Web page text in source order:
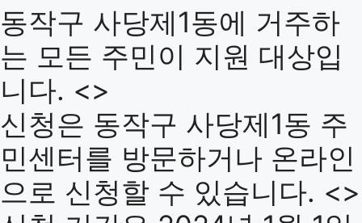
동작구 사당제1동에 거주하
는 모든 주민이 지원 대상입
니다. <>
신청은 동작구 사당제1동 주
민센터를 방문하거나 온라인
으로 신청할 수 있습니다. <>